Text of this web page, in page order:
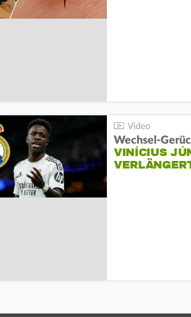
Wechsel-
VINÍCIUS